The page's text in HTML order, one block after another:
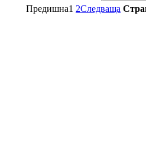
Предишна1 2Следваща